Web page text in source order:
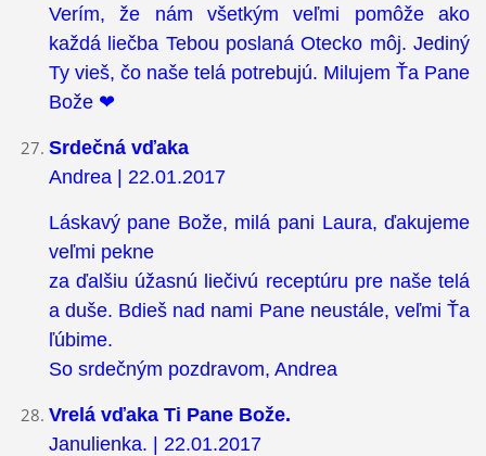
Verím, že nám všetkým veľmi pomôže ako
každá liečba Tebou poslaná Otecko môj. Jediný
Ty vieš, čo naše telá potrebujú. Milujem Ťa Pane
Bože ❤
Srdečná vďaka
Andrea | 22.01.2017
Láskavý pane Bože, milá pani Laura, ďakujeme
veľmi pekne
za ďalšiu úžasnú liečivú receptúru pre naše telá
a duše. Bdieš nad nami Pane neustále, veľmi Ťa
ľúbime.
So srdečným pozdravom, Andrea
Vrelá vďaka Ti Pane Bože.
Janulienka. | 22.01.2017